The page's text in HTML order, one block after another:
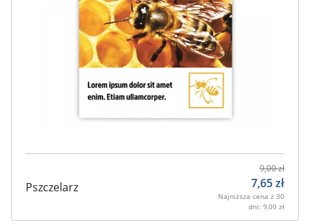
Pszczelarz
9,00zł
7,65zł
Najniższa cena z 30
dni: 9,00 zł